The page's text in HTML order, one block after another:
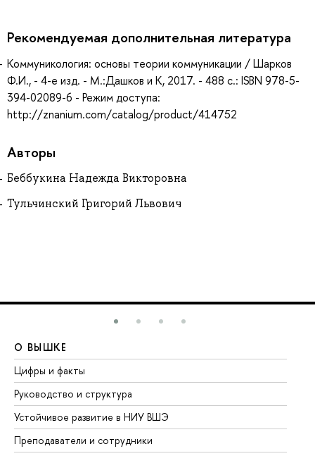
Рекомендуемая дополнительная литература
Коммуникология: основы теории коммуникации / Шарков
Ф.И., - 4-е изд. - М.:Дашков и К, 2017. - 488 с.: ISBN 978-5-
394-02089-6 - Режим доступа:
http://znanium.com/catalog/product/414752
Авторы
Беббукина Надежда Викторовна
Тульчинский Григорий Львович
О ВЫШКЕ
Цифры и факты
Руководство и структура
Устойчивое развитие в НИУ ВШЭ
Преподаватели и сотрудники